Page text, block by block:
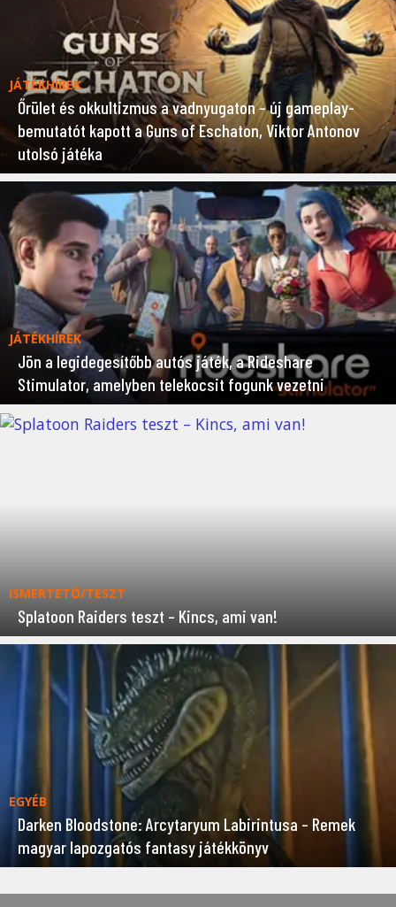
JÁTÉKHÍREK
Őrület és okkultizmus a vadnyugaton – új gameplay-
bemutatót kapott a Guns of Eschaton, Viktor Antonov
utolsó játéka
JÁTÉKHÍREK
Jön a legidegesítőbb autós játék, a Rideshare
Stimulator, amelyben telekocsit fogunk vezetni
ISMERTETŐ/TESZT
Splatoon Raiders teszt – Kincs, ami van!
EGYÉB
Darken Bloodstone: Arcytaryum Labirintusa – Remek
magyar lapozgatós fantasy játékkönyv